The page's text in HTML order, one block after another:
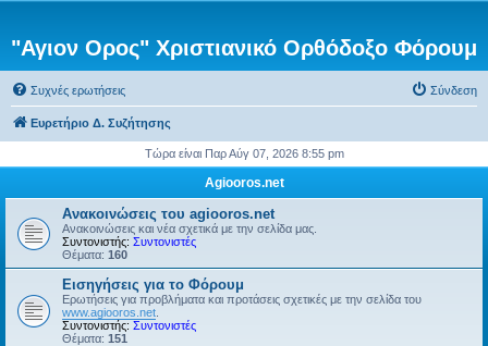
"Αγιον Ορος" Χριστιανικό Ορθόδοξο Φόρουμ
Συχνές ερωτήσεις Σύνδεση
Ευρετήριο Δ. Συζήτησης
Τώρα είναι Παρ Αύγ 07, 2026 8:55 pm
Agiooros.net
Ανακοινώσεις του agiooros.net
Ανακοινώσεις και νέα σχετικά με την σελίδα μας.
Συντονιστής: Συντονιστές
Θέματα: 160
Εισηγήσεις για το Φόρουμ
Ερωτήσεις για προβλήματα και προτάσεις σχετικές με την σελίδα του
www.agiooros.net
Συντονιστής: Συντονιστές
Θέματα: 151